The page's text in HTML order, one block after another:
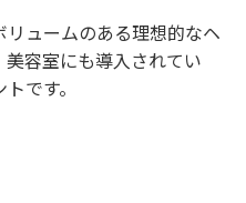
ュームのある理想的なヘ
容室にも導入されてい
です。